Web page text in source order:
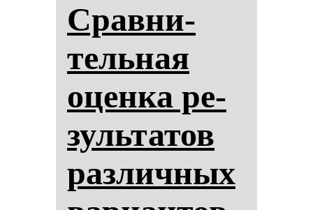
Срав­ни­
тель­ная
оцен­ка ре­
зуль­та­тов
раз­лич­ных